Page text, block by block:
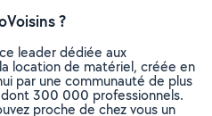
?
leader dédiée aux
location de matériel, créée en
par une communauté de plus
300 000 professionnels.
proche de chez vous un